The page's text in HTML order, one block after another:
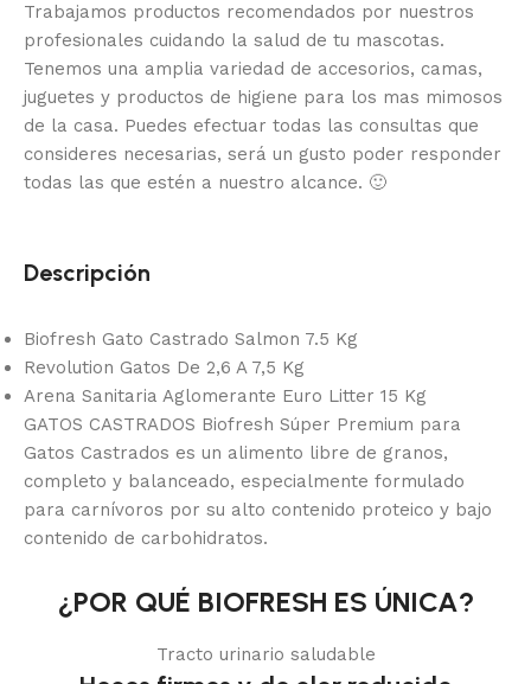
Trabajamos productos recomendados por nuestros
profesionales cuidando la salud de tu mascotas.
Tenemos una amplia variedad de accesorios, camas,
juguetes y productos de higiene para los mas mimosos
de la casa. Puedes efectuar todas las consultas que
consideres necesarias, será un gusto poder responder
todas las que estén a nuestro alcance. 🙂
Descripción
Biofresh Gato Castrado Salmon 7.5 Kg
Revolution Gatos De 2,6 A 7,5 Kg
Arena Sanitaria Aglomerante Euro Litter 15 Kg
GATOS CASTRADOS Biofresh Súper Premium para
Gatos Castrados es un alimento libre de granos,
completo y balanceado, especialmente formulado
para carnívoros por su alto contenido proteico y bajo
contenido de carbohidratos.
¿POR QUÉ BIOFRESH ES ÚNICA?
Tracto urinario saludable